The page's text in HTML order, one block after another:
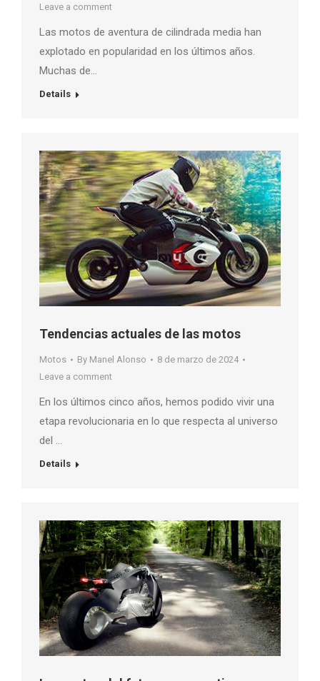
Leave a comment
Las motos de aventura de cilindrada media han
explotado en popularidad en los últimos años.
Muchas de…
Details
Tendencias actuales de las motos
Motos By Manel Alonso
8 de marzo de 2024
Leave a comment
En los últimos cinco años, hemos podido vivir una
etapa revolucionaria en lo que respecta al universo
del …
Details